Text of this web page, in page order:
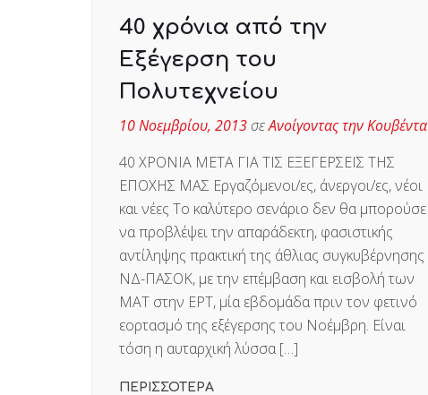
40 χρόνια από την
Εξέγερση του
Πολυτεχνείου
10 Νοεμβρίου, 2013σεΑνοίγοντας την Κουβέντα
40 ΧΡΟΝΙΑ ΜΕΤΑ ΓΙΑ ΤΙΣ ΕΞΕΓΕΡΣΕΙΣ ΤΗΣ
ΕΠΟΧΗΣ ΜΑΣ Εργαζόμενοι/ες, άνεργοι/ες, νέοι
και νέες Το καλύτερο σενάριο δεν θα μπορούσε
να προβλέψει την απαράδεκτη, φασιστικής
αντίληψης πρακτική της άθλιας συγκυβέρνησης
ΝΔ-ΠΑΣΟΚ, με την επέμβαση και εισβολή των
ΜΑΤ στην ΕΡΤ, μία εβδομάδα πριν τον φετινό
εορτασμό της εξέγερσης του Νοέμβρη. Είναι
τόση η αυταρχική λύσσα […]
ΠΕΡΙΣΣΟΤΕΡΑ